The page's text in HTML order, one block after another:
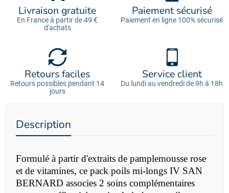
Livraison gratuite
En France à partir de 49 €
d'achats
Paiement sécurisé
Paiement en ligne 100% sécurisé
Retours faciles
Retours possibles pendant 14
jours
Service client
Du lundi au vendredi de 9h à 18h
Description
Formulé à partir d'extraits de pamplemousse rose
et de vitamines, ce pack poils mi-longs IV SAN
BERNARD associes 2 soins complémentaires